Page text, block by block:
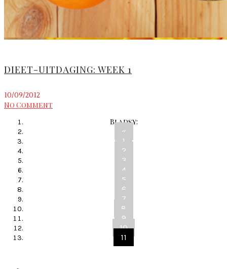
DIEET-UITDAGING: WEEK 1
10/09/2012
No Comment
Bladsy:
«
1
2
3
4
5
6
7
8
9
10
11